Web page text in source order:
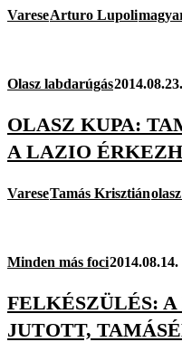
VareseArturo Lupoli
Olasz labdarúgás
OLASZ KUPA:
A LAZIO
VareseTamás Krisztián
Minden más foci2014.08.14.
FELKÉSZÜLÉS:
JUTOTT,